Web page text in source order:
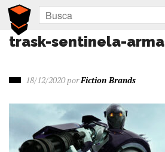
trask-sentinela-arma
18/12/2020porFiction Brands